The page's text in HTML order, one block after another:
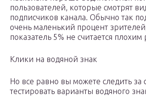
пользователей, которые смотрят
подписчиков канала. Обычно так
очень маленький процент
показатель 5% не считается плохим
Клики на водяной знак
Но все равно вы можете следить за
тестировать варианты водяного